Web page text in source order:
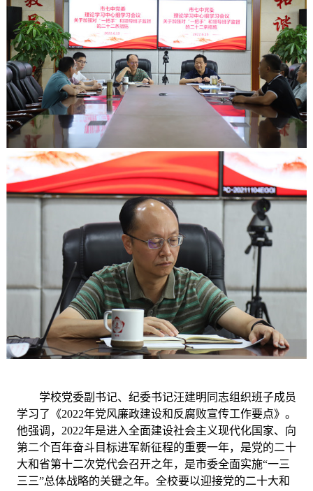
学校党委副书记、纪委书记汪建明 同志组织班子成员
学习了《2022年党风廉政建设和反腐败宣传工作要点》。
他强调，2022年是进入全面建设社会主义现代化国家、向
第二个百年奋斗目标进军新征程的重要一年，是党的二十
大和省第十二次党代会召开之年，是市委全面实施“一三
三三”总体战略的关键之年。全校要以迎接党的二十大和